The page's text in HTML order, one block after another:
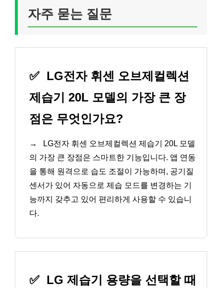
자주 묻는 질문
✅ LG전자 휘센 오브제컬렉션
제습기 20L 모델의 가장 큰 장
점은 무엇인가요?
→
LG전자 휘센 오브제컬렉션 제습기 20L 모델
의 가장 큰 장점은 스마트한 기능입니다. 앱 연동
을 통해 원격으로 습도 조절이 가능하며, 공기질
센서가 있어 자동으로 제습 모드를 변경하는 기
능까지 갖추고 있어 편리하게 사용할 수 있습니
다.
✅ LG 제습기 용량을 선택할 때